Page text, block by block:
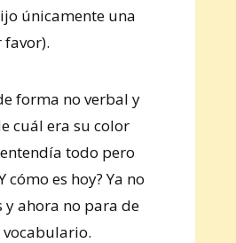
únicamente una
forma no verbal y
cuál era su color
todo pero
es hoy? Ya no
y ahora no para de